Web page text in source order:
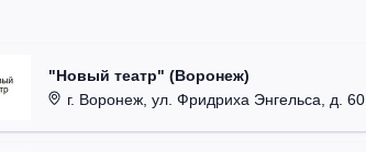
"Новый театр" (Воронеж)
г. Воронеж, ул. Фридриха Энгельса, д. 60.